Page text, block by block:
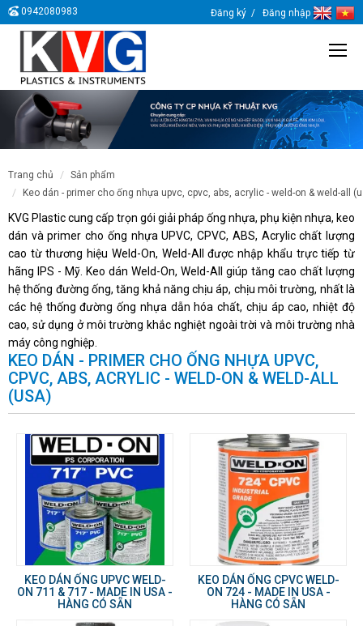
0942080983 Đăng ký Đăng nhập
trang chủ
sản phẩm
keo dán - primer cho ống nhựa upvc, cpvc, abs, acrylic - weld-on & weld-all
KVG Plastic cung cấp trọn gói giải pháp ống nhựa, phụ kiện nhựa, keo
dán và primer cho ống nhựa UPVC, CPVC, ABS, Acrylic chất lượng
cao từ thương hiệu Weld-On, Weld-All được nhập khẩu trực tiếp từ
hãng IPS - Mỹ. Keo dán Weld-On, Weld-All giúp tăng cao chất lượng
hệ thống đường ống, tăng khả năng chịu áp, chịu môi trường, nhất là
các hệ thống đường ống nhựa dẫn hóa chất, chịu áp cao, nhiệt độ
cao, sử dụng ở môi trường khắc nghiệt ngoài trời và môi trường nhà
máy công nghiệp.
KEO DÁN - PRIMER CHO ỐNG NHỰA UPVC,
CPVC, ABS, ACRYLIC - WELD-ON & WELD-ALL
(USA)
KEO DÁN ỐNG UPVC WELD-
ON 711 & 717 - MADE IN USA -
HÀNG CÓ SẴN
KEO DÁN ỐNG CPVC WELD-
ON 724 - MADE IN USA -
HÀNG CÓ SẴN